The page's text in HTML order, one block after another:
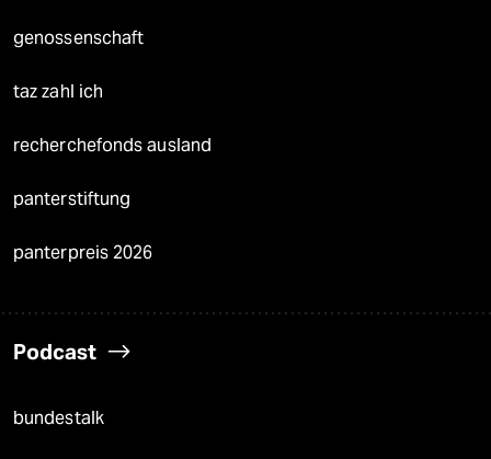
genossenschaft
taz zahl ich
recherchefonds ausland
panterstiftung
panterpreis 2026
Podcast
bundestalk